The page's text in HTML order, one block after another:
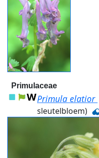
Primulaceae
Primula elatior
sleutelbloem)